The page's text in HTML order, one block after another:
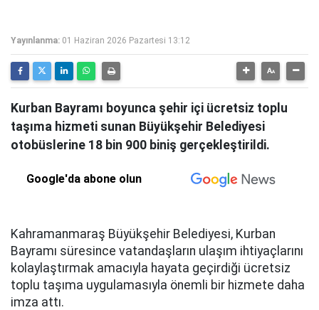
Yayınlanma: 01 Haziran 2026 Pazartesi 13:12
Kurban Bayramı boyunca şehir içi ücretsiz toplu
taşıma hizmeti sunan Büyükşehir Belediyesi
otobüslerine 18 bin 900 biniş gerçekleştirildi.
Google'da abone olun
Kahramanmaraş Büyükşehir Belediyesi, Kurban
Bayramı süresince vatandaşların ulaşım ihtiyaçlarını
kolaylaştırmak amacıyla hayata geçirdiği ücretsiz
toplu taşıma uygulamasıyla önemli bir hizmete daha
imza attı.